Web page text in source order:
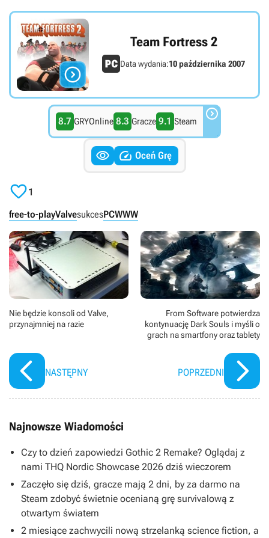

Team Fortress 2
Data wydania:10 października 2007
8.7 GRYOnline 8.3 Gracze 9.1 Steam 
  Oceń Grę
1
free-to-playValvesukcesPCWWW
Nie będzie konsoli od Valve,
przynajmniej na razie
NASTĘPNY
From Software potwierdza
kontynuację Dark Souls i myśli o
grach na smartfony oraz tablety
POPRZEDNI
Najnowsze Wiadomości
Czy to dzień zapowiedzi Gothic 2 Remake? Oglądaj z
nami THQ Nordic Showcase 2026 dziś wieczorem
Zaczęło się dziś, gracze mają 2 dni, by za darmo na
Steam zdobyć świetnie ocenianą grę survivalową z
otwartym światem
2 miesiące zachwycili nową strzelanką science fiction, a